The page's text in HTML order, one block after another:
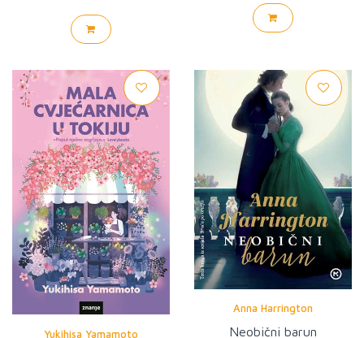
Yukihisa Yamamoto
Anna Harrington
Neobični barun